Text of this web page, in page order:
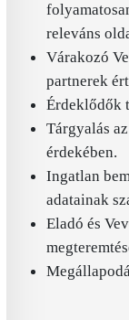
releváns
Várakozó
partnerek
Érdeklődők
Tárgyalás
érdekében.
Ingatlan
adatainak
Eladó és